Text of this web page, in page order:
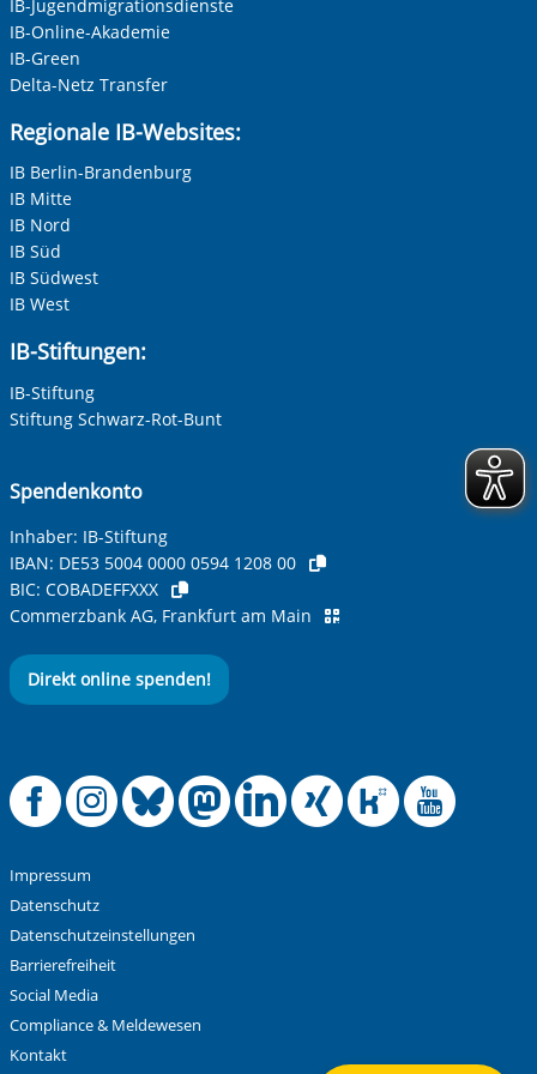
Nachname, Vorname*
Ihre E-Mail-Adresse
Ihre Telefonnummer
Betreff ihrer Anfrage
Ihre Nachricht
Anti-Roboter-Verifizierung
Alle Informationen zum Schutz der Daten sind sind in
unserer Datenschutzerklärung aufrufbar.
Datenschutzniveau gewährleistet ist, nicht ausgeschlossen
werden. Alle Informationen zum Schutz Ihrer Daten finden
Sie in unserer Datenschutzerklärung. Ihre Einwilligung
können Sie in unseren Datenschutzeinstellungen jederzeit
IB-Jugendmigrationsdienste
IB-Online-Akademie
IB-Green
Delta-Netz Transfer
Regionale IB-Websites:
IB Berlin-Brandenburg
IB Mitte
IB Nord
IB Süd
IB Südwest
IB West
IB-Stiftungen:
IB-Stiftung
Stiftung Schwarz-Rot-Bunt
Spendenkonto
Inhaber: IB-Stiftung
IBAN: DE53 5004 0000 0594 1208 00
BIC: COBADEFFXXX
Commerzbank AG, Frankfurt am Main
Direkt online spenden!
Offizielle
Offizielle
Offizielle
Offizielle
Offizielle
Impressum
Datenschutz
Datenschutzeinstellungen
Barrierefreiheit
Social Media
Compliance & Meldewesen
Kontakt